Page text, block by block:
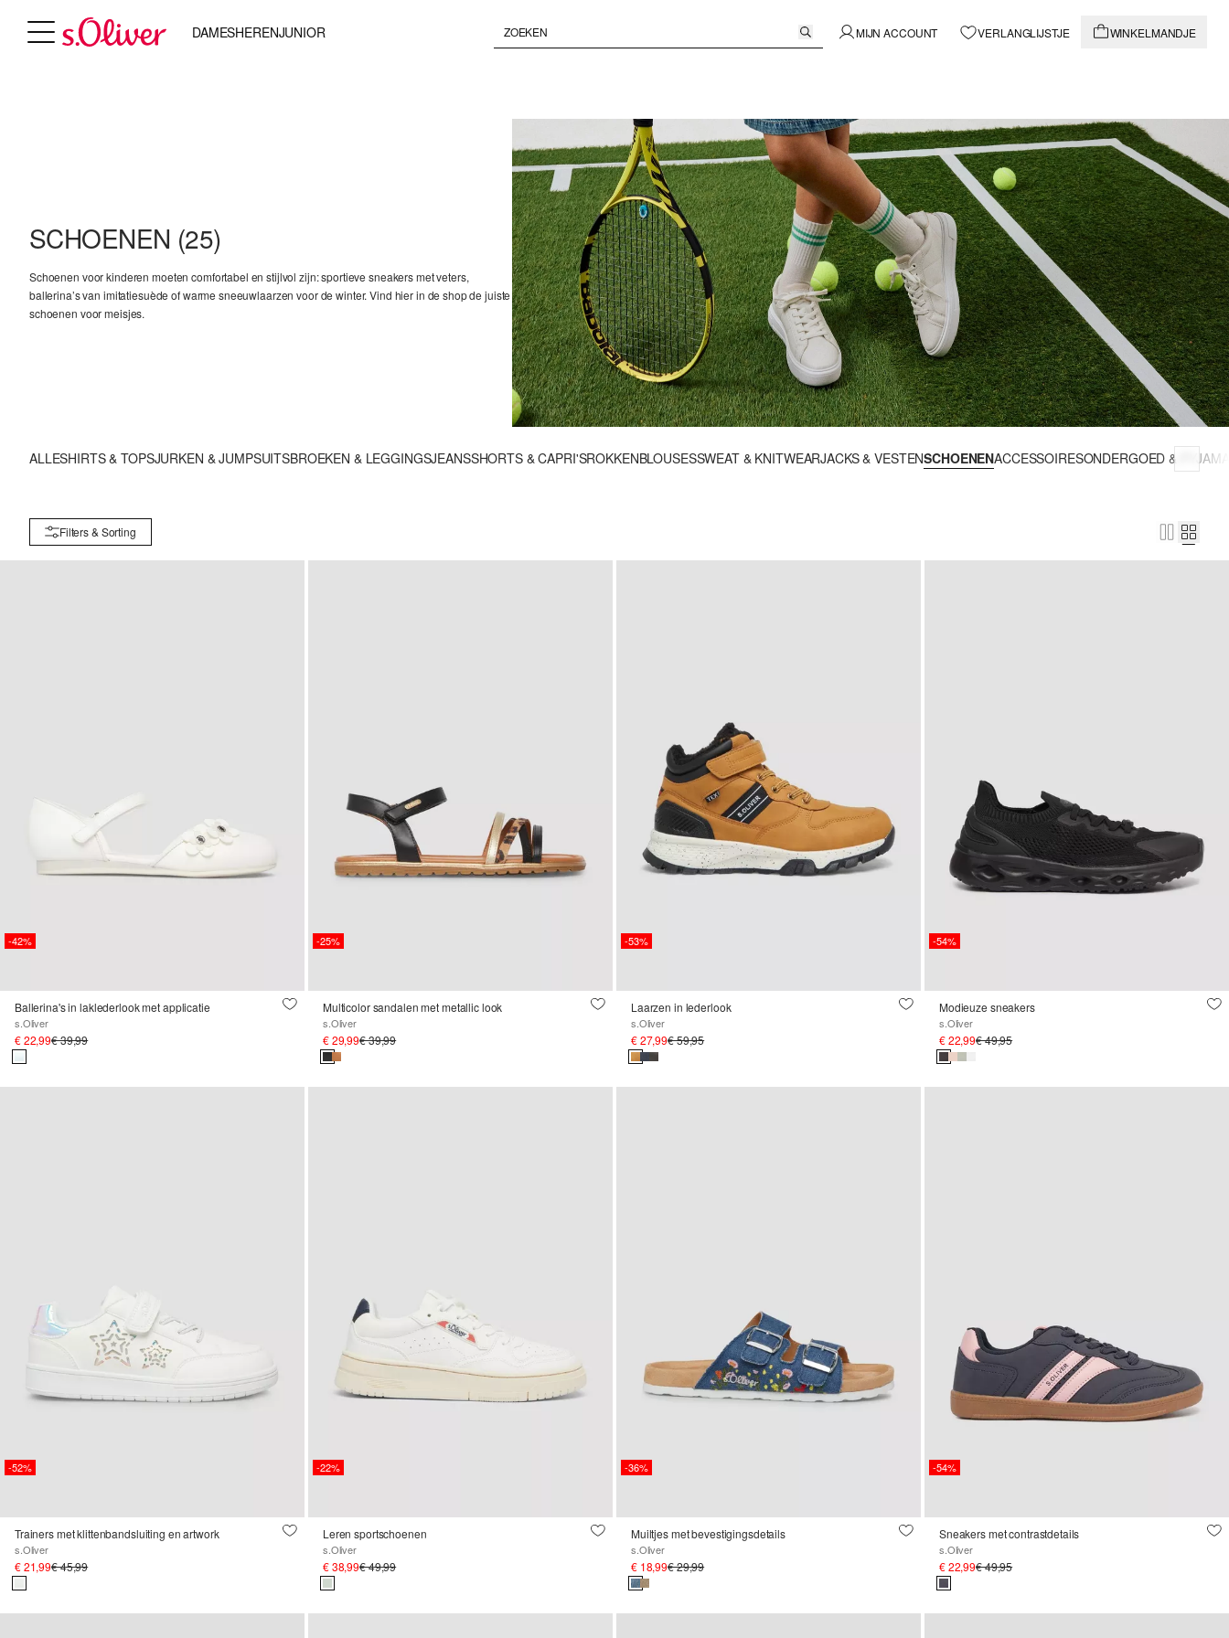
DAMESHERENJUNIOR MIJN ACCOUNT VERLANGLIJSTJE WINKELMANDJE
SCHOENEN (25)
Schoenen voor kinderen moeten comfortabel en stijlvol zijn: sportieve sneakers met veters,
ballerina’s van imitatiesuède of warme sneeuwlaarzen voor de winter. Vind hier in de shop de juiste
schoenen voor meisjes.
ALLESHIRTS & TOPSJURKEN & JUMPSUITSBROEKEN & LEGGINGSJEANSSHORTS & CAPRI'SROKKENBLOUSESSWEAT & KNITWEARJACKS & VESTENSCHOENENACCESSOIRESONDERGOED &
Filters & Sorting
-42%
Ballerina's in laklederlook met applicatie
s.Oliver
€ 22,99€ 39,99
-25%
Multicolor sandalen met metallic look
s.Oliver
€ 29,99€ 39,99
-53%
Laarzen in lederlook
s.Oliver
€ 27,99€ 59,95
-54%
Modieuze sneakers
s.Oliver
€ 22,99€ 49,95
-52%
Trainers met klittenbandsluiting en artwork
s.Oliver
€ 21,99€ 45,99
-22%
Leren sportschoenen
s.Oliver
€ 38,99€ 49,99
-36%
Muiltjes met bevestigingsdetails
s.Oliver
€ 18,99€ 29,99
-54%
Sneakers met contrastdetails
s.Oliver
€ 22,99€ 49,95